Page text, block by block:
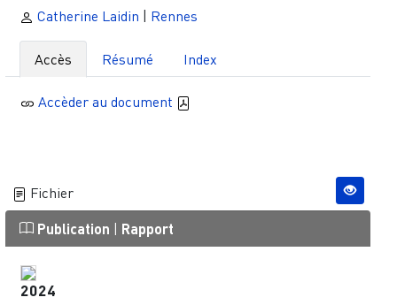
Catherine Laidin Rennes
Accès Résumé Index
Accèder au document
Fichier
Publication | Rapport
2024